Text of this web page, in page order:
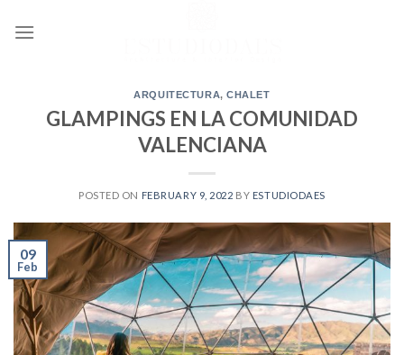
ARQUITECTURA,CHALET
GLAMPINGS EN LA COMUNIDAD
VALENCIANA
POSTED ON FEBRUARY 9, 2022 BY ESTUDIODAES
09
Feb